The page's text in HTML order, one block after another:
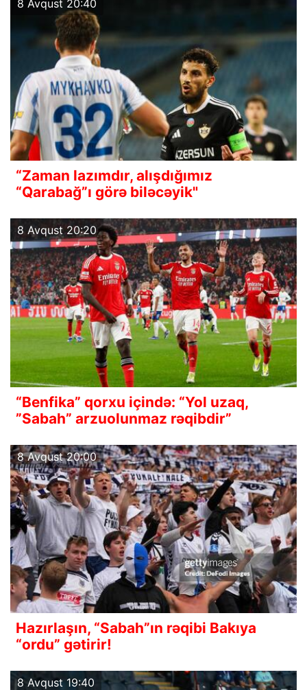
8 Avqust 20:40
“Zaman lazımdır, alışdığımız
“Qarabağ”ı görə biləcəyik"
8 Avqust 20:20
“Benfika” qorxu içində: “Yol uzaq,
”Sabah” arzuolunmaz rəqibdir”
8 Avqust 20:00
Hazırlaşın, “Sabah”ın rəqibi Bakıya
“ordu” gətirir!
8 Avqust 19:40